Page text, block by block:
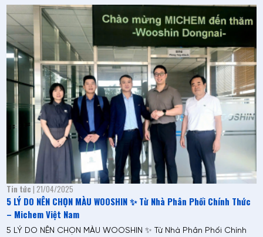
Tin tức | 21/04/2025
5 LÝ DO NÊN CHỌN MÀU WOOSHIN ✨ Từ Nhà Phân Phối Chính Thức
– Michem Việt Nam
5 LÝ DO NÊN CHỌN MÀU WOOSHIN ✨ Từ Nhà Phân Phối Chính